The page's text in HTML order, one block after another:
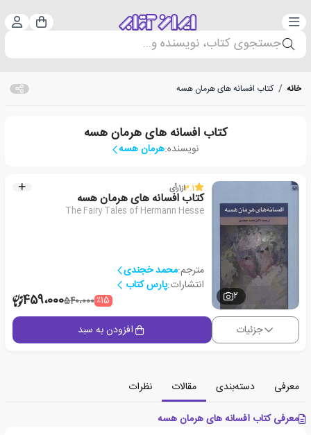
دسته‌بندی سبد
جستجوی کتاب، نویسنده و...
خانه / کتاب افسانه های هرمان هسه
کتاب افسانه های هرمان هسه
نویسنده:هرمان هسه
2
3.1از1رأی
کتاب افسانه های هرمان هسه
The Fairy Tales of Hermann Hesse
مترجم:محمد خجندی
انتشارات:پارس کتاب
٪15540،000459،000
جزئیات افزودن به سبد
معرفی دسته‌بندی مقالات
نظرات
معرفی کتاب افسانه های هرمان هسه